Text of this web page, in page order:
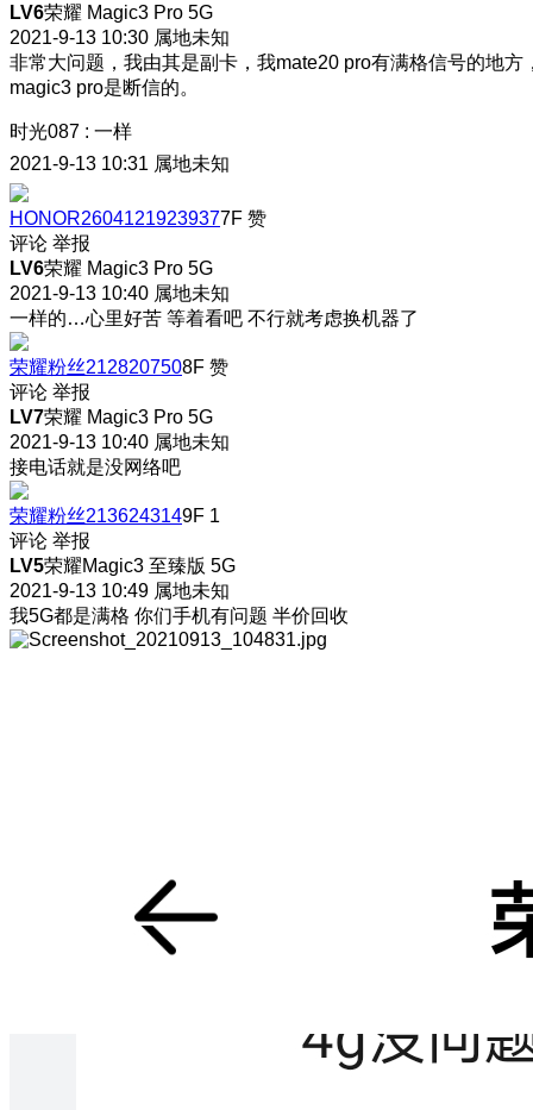
LV6荣耀 Magic3 Pro 5G
2021-9-13 10:30 属地未知
非常大问题，我由其是副卡，我mate20 pro有满格信号的地方
magic3 pro是断信的。
时光087 : 一样
2021-9-13 10:31 属地未知
HONOR26041219239377F 赞
评论 举报
LV6荣耀 Magic3 Pro 5G
2021-9-13 10:40 属地未知
一样的…心里好苦 等着看吧 不行就考虑换机器了
荣耀粉丝2128207508F 赞
评论 举报
LV7荣耀 Magic3 Pro 5G
2021-9-13 10:40 属地未知
接电话就是没网络吧
荣耀粉丝2136243149F 1
评论 举报
LV5荣耀Magic3 至臻版 5G
2021-9-13 10:49 属地未知
我5G都是满格 你们手机有问题 半价回收